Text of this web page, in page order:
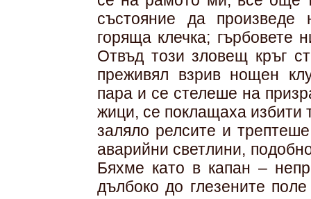
състояние да
горяща клечка; гърбовете
Отвъд този зловещ кръг
преживял взрив нощен
пара и се стелеше на
жици, се поклащаха избити
заляло релсите и
аварийни светлини,
Бяхме като в капан –
дълбоко до глезените